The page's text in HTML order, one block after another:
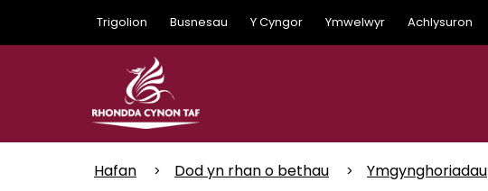
main
Trigolion Busnesau Y Cyngor Ymwelwyr Achlysuron
Hafan Dod yn rhan o bethau Ymgynghoriadau